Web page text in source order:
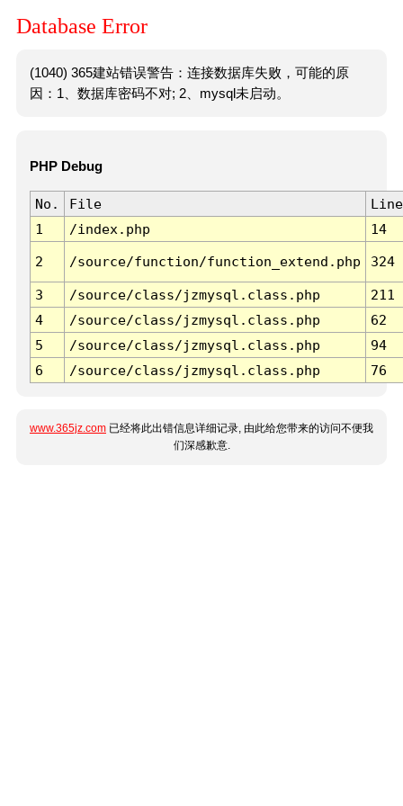
Database Error
(1040) 365建站错误警告：连接数据库失败，可能的原
因：1、数据库密码不对; 2、mysql未启动。
PHP Debug
No. File
Line
1
/index.php 14
2 /source/function/function_extend.php 324
3 /source/class/jzmysql.class.php
211
4
/source/class/jzmysql.class.php
62
5
/source/class/jzmysql.class.php
94
6
/source/class/jzmysql.class.php 76
www.365jz.com 已经将此出错信息详细记录, 由此给您带来的访问不便我
们深感歉意.